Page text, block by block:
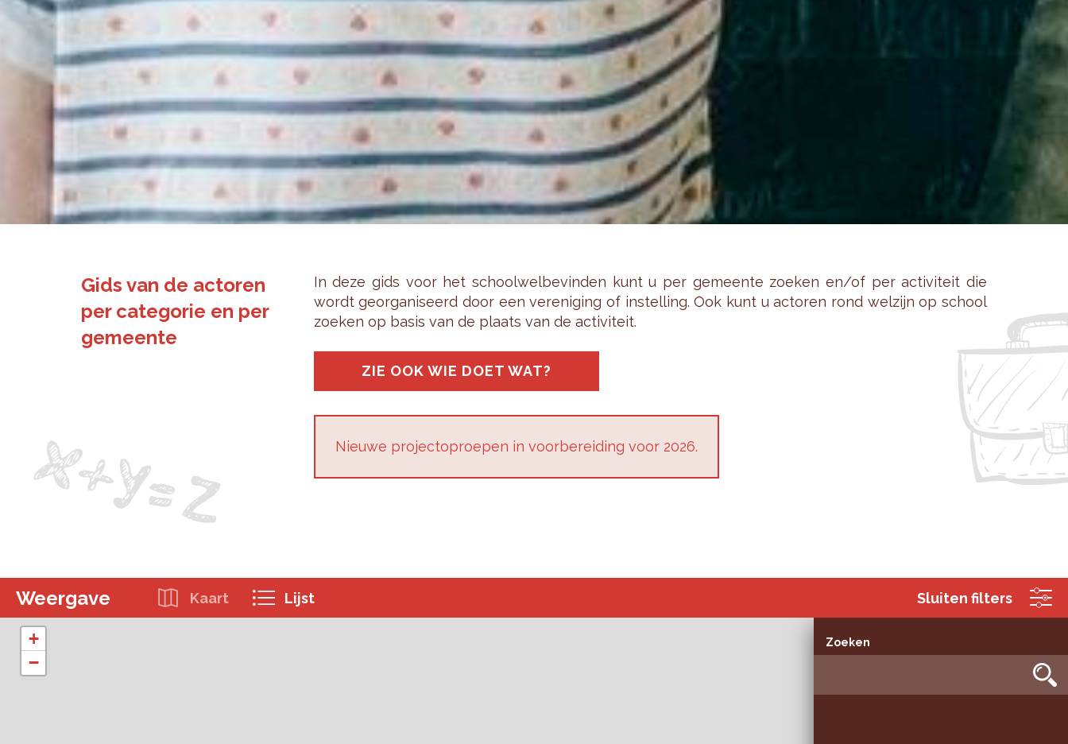
Gids van de actoren
per categorie en per
gemeente
In deze gids voor het school­wel­be­vin­den kunt u per ge­meen­te zoe­ken en/of per ac­ti­vi­teit die
wordt ge­or­ga­ni­seerd door een ver­e­ni­ging of in­stel­ling. Ook kunt u ac­to­ren rond wel­zijn op school
zoe­ken op basis van de plaats van de ac­ti­vi­teit.
ZIE OOK WIE DOET WAT?
Nieu­we pro­jec­top­roe­pen in voor­be­rei­ding voor 2026.
Weergave Kaart Lijst Sluiten filters
+
−
Zoeken